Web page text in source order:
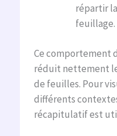
répartir
feuillage.
Ce comportement
réduit nettement
de feuilles. Pour
différents
récapitulatif est